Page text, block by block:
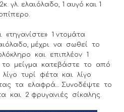
γλ. ελαιόλαδο, 1 αυγό και 1
1 ντομάτα
μέχρι να σωθεί το
και επιπλέον 1
μείγμα κατεβάστε το από
τυρί φέτα και λίγο
τα ελαφρά… Συνοδέψτε το
2 φρυγανιές σίκαλης.